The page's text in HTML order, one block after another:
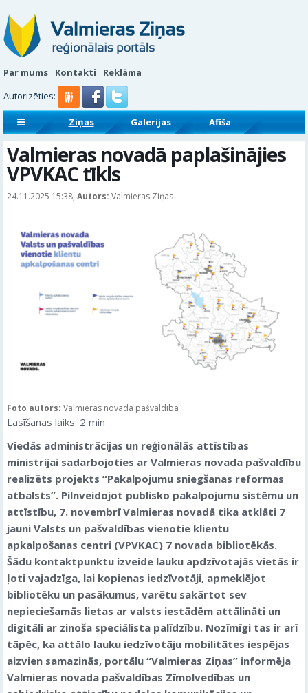
Par mums Kontakti
Reklāma
Autorizēties:
Ziņas Galerijas
Afiša
Sludinājumi
Valmieras novadā paplašinājies
VPVKAC tīkls
24.11.2025 15:38, Autors: Valmieras Ziņas
Foto autors: Valmieras novada pašvaldība
Lasīšanas laiks: 2 min
Viedās administrācijas un reģionālās attīstības
ministrijai sadarbojoties ar Valmieras novada pašvaldību
realizēts projekts “Pakalpojumu sniegšanas reformas
atbalsts”. Pilnveidojot publisko pakalpojumu sistēmu un
attīstību, 7. novembrī Valmieras novadā tika atklāti 7
jauni Valsts un pašvaldības vienotie klientu
apkalpošanas centri (VPVKAC) 7 novada bibliotēkās.
Šādu kontaktpunktu izveide lauku apdzīvotajās vietās ir
ļoti vajadzīga, lai kopienas iedzīvotāji, apmeklējot
bibliotēku un pasākumus, varētu sakārtot sev
nepieciešamās lietas ar valsts iestādēm attālināti un
digitāli ar zinoša speciālista palīdzību. Nozīmīgi tas ir arī
tāpēc, ka attālo lauku iedzīvotāju mobilitātes iespējas
aizvien samazinās, portālu “Valmieras Ziņas” informēja
Valmieras novada pašvaldības Zīmolvedības un